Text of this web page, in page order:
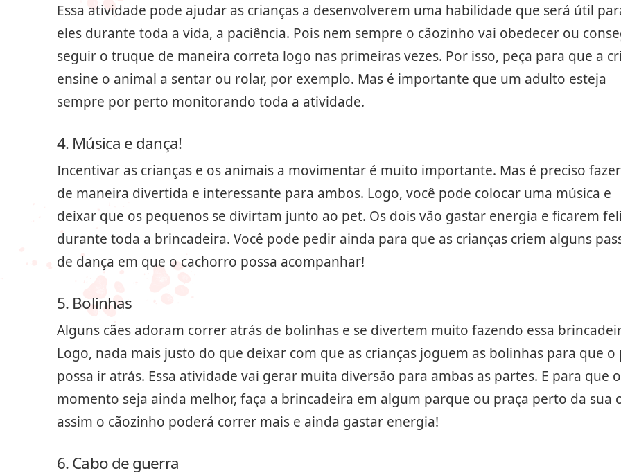
Essa atividade pode ajudar as crianças a desenvolverem uma habilidade que será útil
eles durante toda a vida, a paciência. Pois nem sempre o cãozinho vai obedecer ou
seguir o truque de maneira correta logo nas primeiras vezes. Por isso, peça para que a
ensine o animal a sentar ou rolar, por exemplo. Mas é importante que um adulto esteja
sempre por perto monitorando toda a atividade.
4. Música e dança!
Incentivar as crianças e os animais a movimentar é muito importante. Mas é preciso
de maneira divertida e interessante para ambos. Logo, você pode colocar uma música e
deixar que os pequenos se divirtam junto ao pet. Os dois vão gastar energia e ficarem
durante toda a brincadeira. Você pode pedir ainda para que as crianças criem alguns
de dança em que o cachorro possa acompanhar!
5. Bolinhas
Alguns cães adoram correr atrás de bolinhas e se divertem muito fazendo essa
Logo, nada mais justo do que deixar com que as crianças joguem as bolinhas para que o
possa ir atrás. Essa atividade vai gerar muita diversão para ambas as partes. E para que o
momento seja ainda melhor, faça a brincadeira em algum parque ou praça perto da sua
assim o cãozinho poderá correr mais e ainda gastar energia!
6. Cabo de guerra